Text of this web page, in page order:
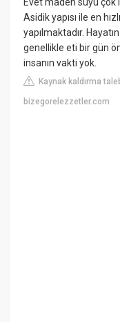
Evet maden suyu çok
Asidik yapısı ile en
yapılmaktadır.
genellikle eti bir gün
insanın vakti yok.
Kaynak kaldırma
bizegorelezzetler.com